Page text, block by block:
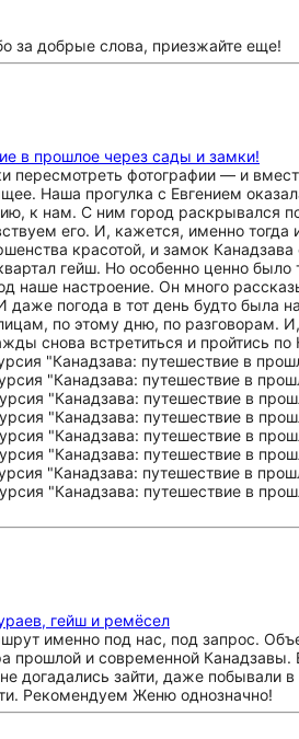
за добрые слова, приезжайте еще!
в прошлое через сады и замки!
пересмотреть фотографии — и
Наша прогулка с Евгением
к нам. С ним город раскрывался
его. И, кажется, именно
красотой, и замок
гейш. Но особенно ценно
наше настроение. Он много
даже погода в тот день будто была
по этому дню, по разговорам.
снова встретиться и пройтись
гейш и ремёсел
именно под нас, под запрос.
прошлой и современной
догадались зайти, даже побывали
Рекомендуем Женю однозначно!